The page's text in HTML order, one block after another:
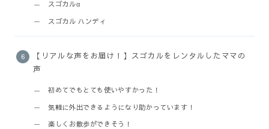
スゴカルα
スゴカル ハンディ
【リアルな声をお届け！】スゴカルをレンタルしたママの
声
初めてでもとても使いやすかった！
気軽に外出できるようになり助かっています！
楽しくお散歩ができそう！